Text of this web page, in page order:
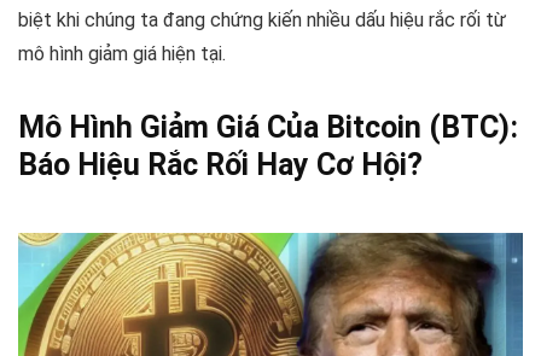
biệt khi chúng ta đang chứng kiến nhiều dấu hiệu rắc rối từ
mô hình giảm giá hiện tại.
Mô Hình Giảm Giá Của Bitcoin (BTC):
Báo Hiệu Rắc Rối Hay Cơ Hội?